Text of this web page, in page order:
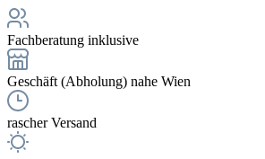
Fachberatung inklusive
Geschäft (Abholung) nahe Wien
rascher Versand